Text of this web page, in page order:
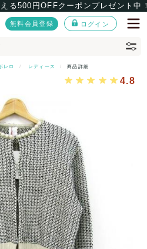
る500円OFFクーポンプレゼント中
無料会員登録 ログイン
レロ レディース 商品詳細
4.8